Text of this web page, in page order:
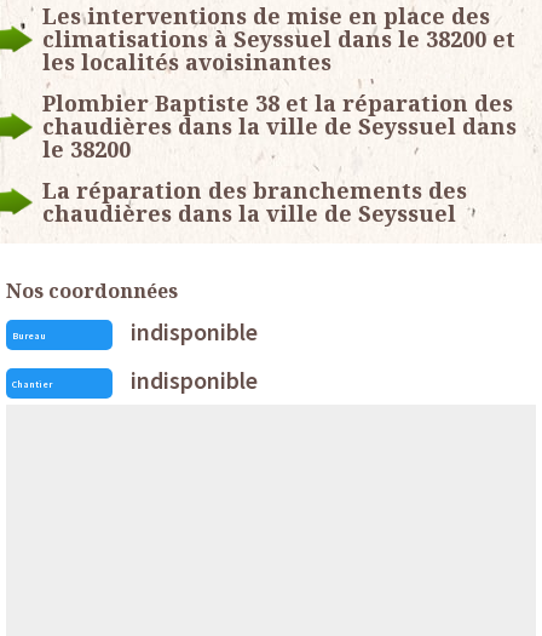
Les interventions de mise en place des
climatisations à Seyssuel dans le 38200 et
les localités avoisinantes
Plombier Baptiste 38 et la réparation des
chaudières dans la ville de Seyssuel dans
le 38200
La réparation des branchements des
chaudières dans la ville de Seyssuel
Nos coordonnées
Bureau indisponible
Chantier indisponible